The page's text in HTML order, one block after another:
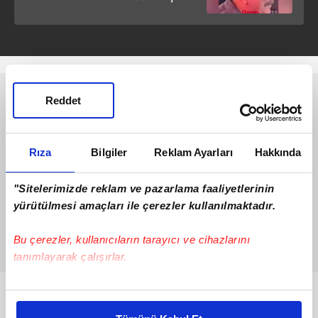
Rıza Bilgiler Reklam Ayarları Hakkında
"Sitelerimizde reklam ve pazarlama faaliyetlerinin
yürütülmesi amaçları ile çerezler kullanılmaktadır.
Bu çerezler, kullanıcıların tarayıcı ve cihazlarını
tanımlayarak çalışırlar.
Bu çerezlere izin vermeniz halinde sizlere özel
Reddet
Bunlar da Var